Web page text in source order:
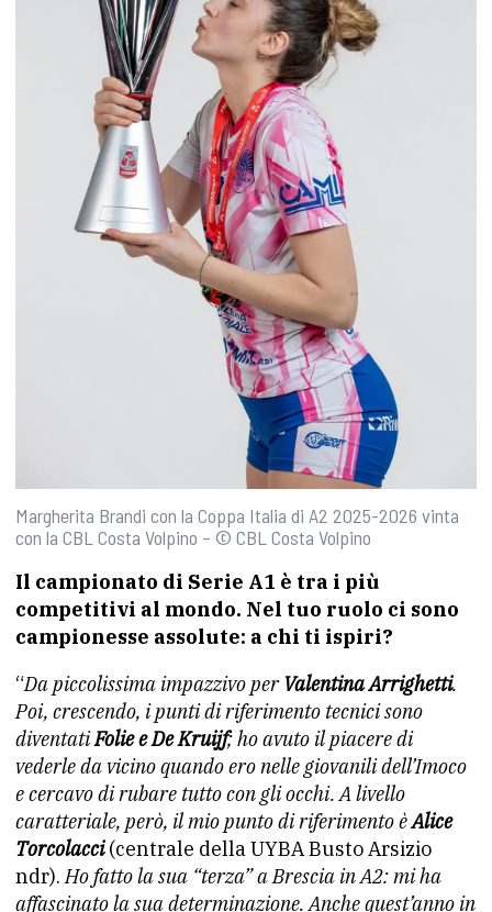
Margherita Brandi con la Coppa Italia di A2 2025-2026 vinta
con la CBL Costa Volpino – © CBL Costa Volpino
Il campionato di Serie A1 è tra i più
competitivi al mondo. Nel tuo ruolo ci sono
campionesse assolute: a chi ti ispiri?
“Da piccolissima impazzivo per Valentina Arrighetti.
Poi, crescendo, i punti di riferimento tecnici sono
diventatiFolie e De Kruijf; ho avuto il piacere di
vederle da vicino quando ero nelle giovanili dell’Imoco
e cercavo di rubare tutto con gli occhi. A livello
caratteriale, però, il mio punto di riferimento èAlice
Torcolacci(centrale della UYBA Busto Arsizio
ndr). Ho fatto la sua “terza” a Brescia in A2: mi ha
affascinato la sua determinazione. Anche quest’anno in